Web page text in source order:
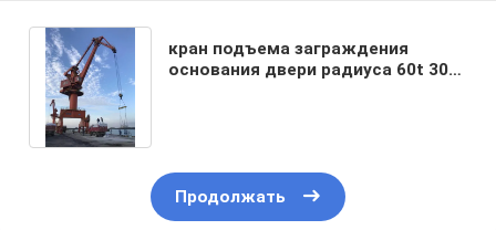
кран подъема заграждения
основания двери радиуса 60t 300t
Продолжать